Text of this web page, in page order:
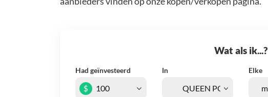
Wat als ik...?
Had geïnvesteerd In Elke
$